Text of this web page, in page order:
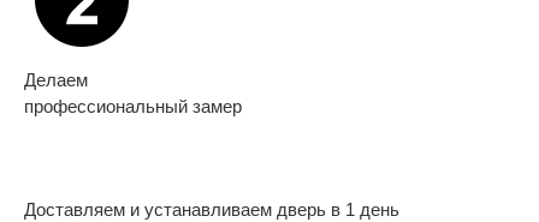
Делаем
профессиональный замер
Доставляем и устанавливаем дверь в 1 день